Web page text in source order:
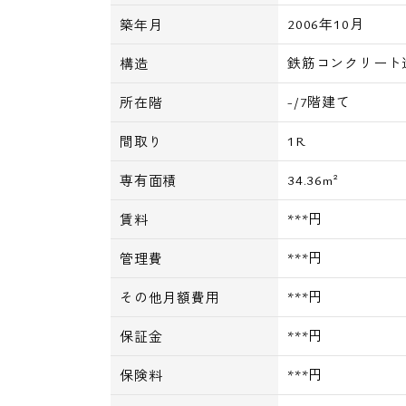
築年月 2006年10月
構造 鉄筋コンクリート
所在階 -/7階建て
間取り 1R
専有面積 34.36m²
賃料 ***円
管理費 ***円
その他月額費用 ***円
保証金 ***円
保険料 ***円